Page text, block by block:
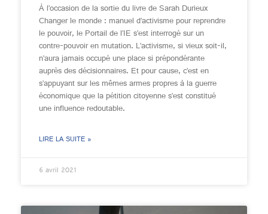
À l’occasion de la sortie du livre de Sarah Durieux
Changer le monde : manuel d’activisme pour reprendre
le pouvoir, le Portail de l’IE s’est interrogé sur un
contre-pouvoir en mutation. L’activisme, si vieux soit-il,
n’aura jamais occupé une place si prépondérante
auprès des décisionnaires. Et pour cause, c’est en
s’appuyant sur les mêmes armes propres à la guerre
économique que la pétition citoyenne s’est constitué
une influence redoutable.
LIRE LA SUITE »
6 avril 2021